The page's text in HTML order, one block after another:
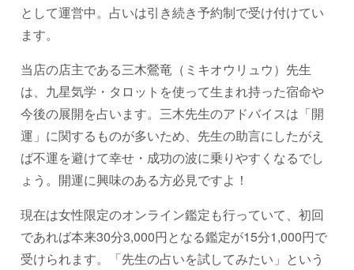
として運営中。占いは引き続き予約制で受け付けてい
ます。
当店の店主である三木鶯竜（ミキオウリュウ）先生
は、九星気学・タロットを使って生まれ持った宿命や
今後の展開を占います。三木先生のアドバイスは「開
運」に関するものが多いため、先生の助言にしたがえ
ば不運を避けて幸せ・成功の波に乗りやすくなるでし
ょう。開運に興味のある方必見ですよ！
現在は女性限定のオンライン鑑定も行っていて、初回
であれば本来30分3,000円となる鑑定が15分1,000円で
受けられます。「先生の占いを試してみたい」という